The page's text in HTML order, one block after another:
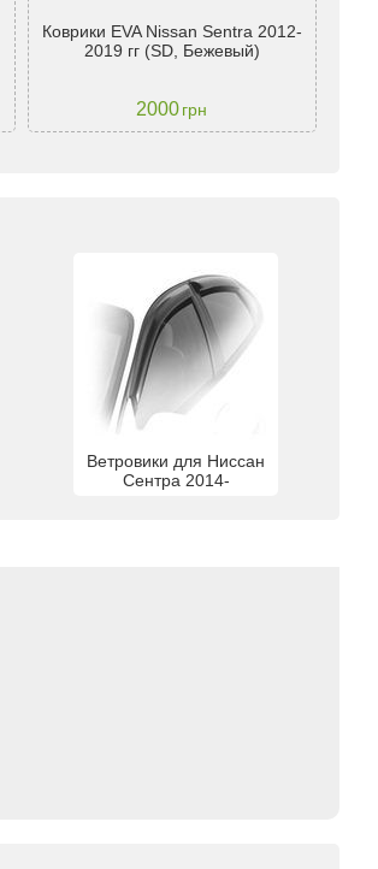
Коврики EVA Nissan Sentra 2012-
2019 гг (SD, Бежевый)
2000грн
Ветровики для Ниссан
Сентра 2014-